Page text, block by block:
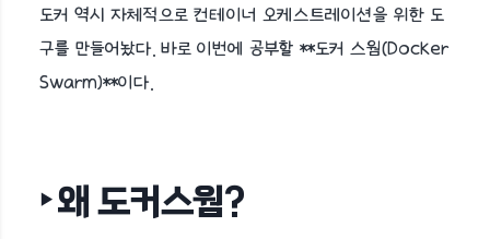
도커 역시 자체적으로 컨테이너 오케스트레이션을 위한 도
구를 만들어놨다. 바로 이번에 공부할 **도커 스웜(Docker
Swarm)**이다.
‣ 왜 도커스웜?